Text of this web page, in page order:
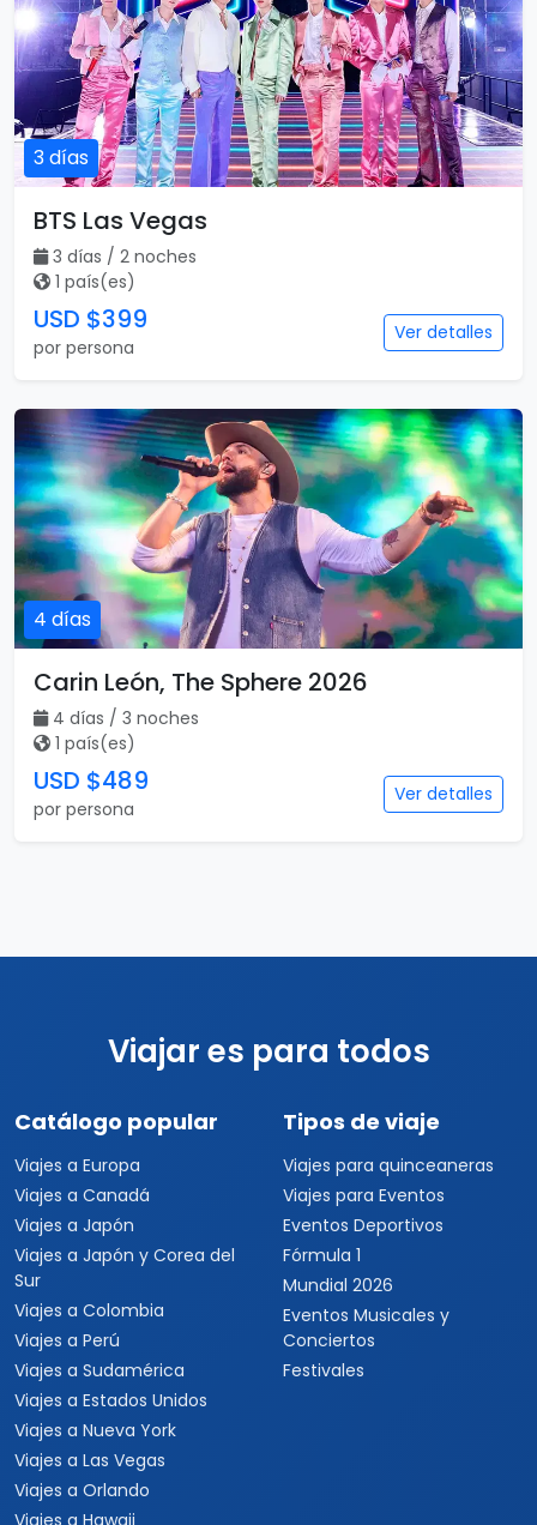
3 días
BTS Las Vegas
3 días / 2 noches
1 país(es)
USD $399
por persona
Ver detalles
4 días
Carin León, The Sphere 2026
4 días / 3 noches
1 país(es)
USD $489
por persona
Ver detalles
Viajar es para todos
Catálogo popular
Viajes a Europa
Viajes a Canadá
Viajes a Japón
Viajes a Japón y Corea del
Sur
Viajes a Colombia
Viajes a Perú
Viajes a Sudamérica
Viajes a Estados Unidos
Viajes a Nueva York
Viajes a Las Vegas
Viajes a Orlando
Viajes a Hawaii
Tipos de viaje
Viajes para quinceaneras
Viajes para Eventos
Eventos Deportivos
Fórmula 1
Mundial 2026
Eventos Musicales y
Conciertos
Festivales